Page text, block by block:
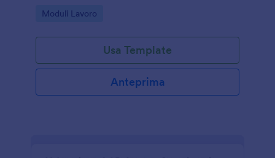
dati online.
Go to Category:
Moduli Lavoro
Usa Template
Anteprima